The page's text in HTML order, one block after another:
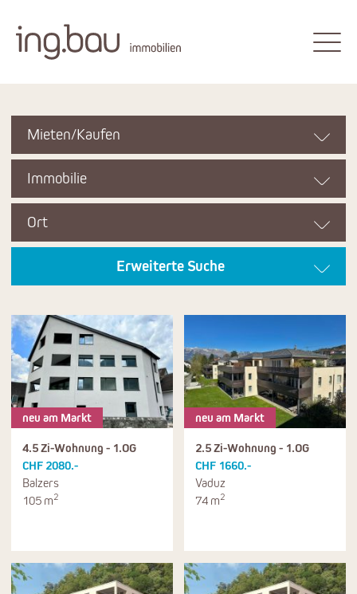
Mieten/Kaufen
Immobilie
Ort
Erweiterte Suche
neu am Markt
4.5 Zi-Wohnung - 1.OG
CHF 2080.-
Balzers
105 m2
neu am Markt
2.5 Zi-Wohnung - 1.OG
CHF 1660.-
Vaduz
74 m2